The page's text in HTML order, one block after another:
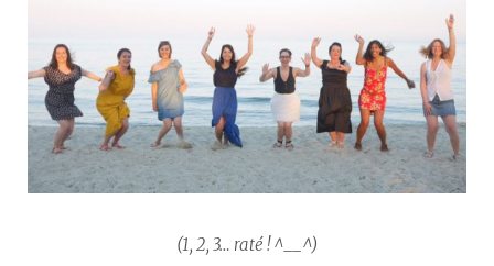
(1, 2, 3… raté ! ^__^)